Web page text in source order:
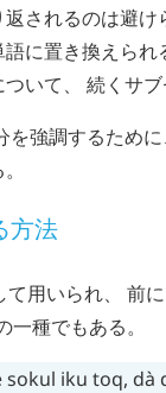
されるのは避
に置き換えら
いて、 続くサ
を強調するため
方法
て用いられ、 前
種でもある。
sokul iku toq, dà